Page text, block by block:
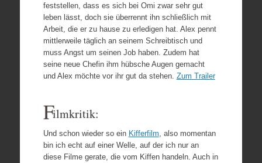
feststellen, dass es sich bei Omi zwar sehr gut
leben lässt, doch sie überrennt ihn schließlich mit
Arbeit, die er zu hause zu erledigen hat. Alex pennt
mittlerweile täglich an seinem Schreibtisch und
muss Angst um seinen Job haben. Zudem hat
seine neue Chefin ihm hübsche Augen gemacht
und Alex möchte vor ihr gut da stehen. Zum Trailer
Filmkritik:
Und schon wieder so ein Kifferfilm , also momentan
bin ich echt auf einer Welle, auf der ich nur an
diese Filme gerate, die vom Kiffen handeln. Auch in